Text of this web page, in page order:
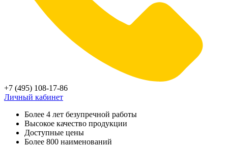
+7 (495) 108-17-86
Личный кабинет
Более 4 лет безупречной работы
Высокое качество продукции
Доступные цены
Более 800 наименований